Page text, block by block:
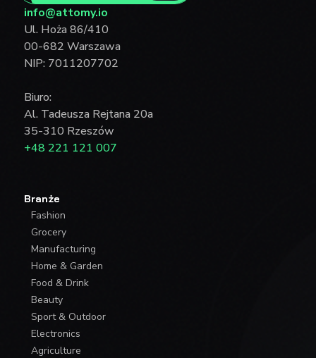
info@attomy.io
Ul. Hoża 86/410
00-682 Warszawa
NIP: 7011207702
Biuro:
Al. Tadeusza Rejtana 20a
35-310 Rzeszów
+48 221 121 007
Branże
Fashion
Grocery
Manufacturing
Home & Garden
Food & Drink
Beauty
Sport & Outdoor
Electronics
Agriculture